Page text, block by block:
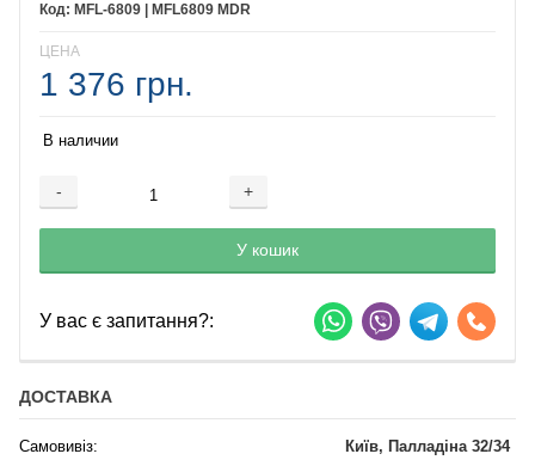
MFL-6809 | MFL6809 MDR
ЦЕНА
1 376 грн.
В наличии
- +
Добавляется...
У кошик
Добавлен
У вас є запитання?:
ДОСТАВКА
Самовивіз:
Київ, Палладіна 32/34